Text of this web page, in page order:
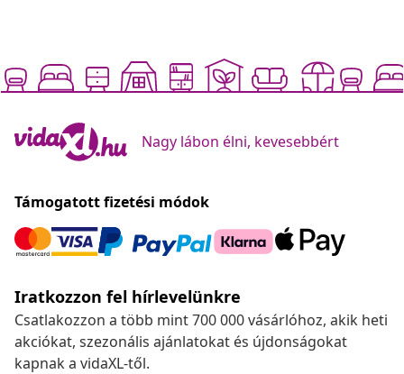
Nagy lábon élni, kevesebbért
Támogatott fizetési módok
Iratkozzon fel hírlevelünkre
Csatlakozzon a több mint 700 000 vásárlóhoz, akik heti
akciókat, szezonális ajánlatokat és újdonságokat
kapnak a vidaXL-től.